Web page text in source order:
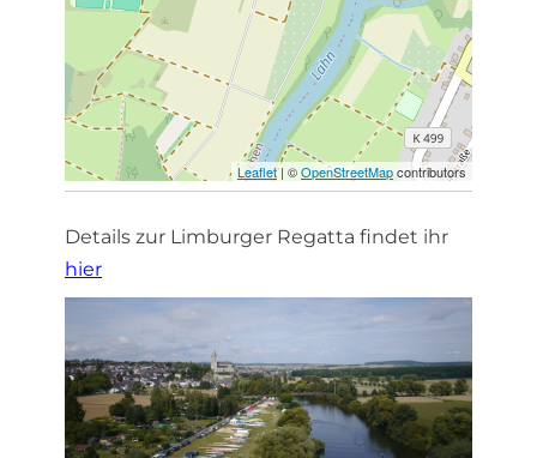
Leaflet| ©OpenStreetMapcontributors
Details zur Limburger Regatta findet ihr
hier